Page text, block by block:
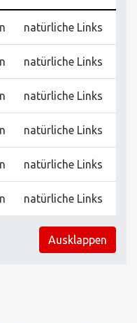
natürliche Links
natürliche Links
natürliche Links
natürliche Links
natürliche Links
natürliche Links
Ausklappen